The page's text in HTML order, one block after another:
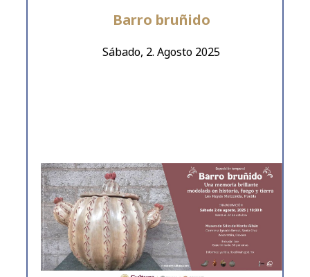
Sábado, 2. Agosto 2025
Barro bruñido